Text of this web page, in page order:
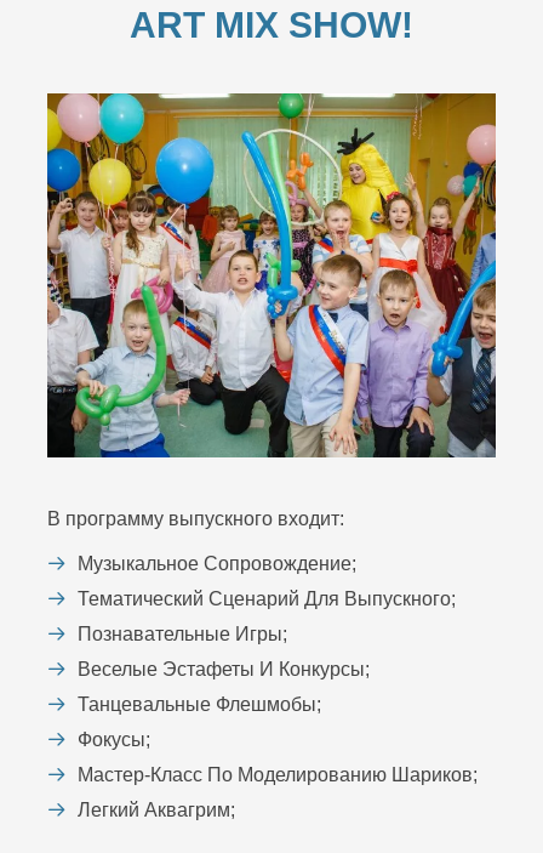
ART MIX SHOW!
В программу выпускного входит:
Музыкальное Сопровождение;
Тематический Сценарий Для Выпускного;
Познавательные Игры;
Веселые Эстафеты И Конкурсы;
Танцевальные Флешмобы;
Фокусы;
Мастер-Класс По Моделированию Шариков;
Легкий Аквагрим;